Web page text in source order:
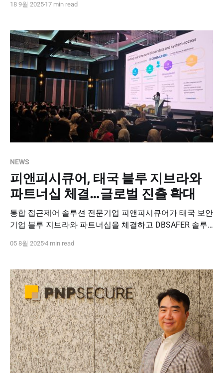
18 9월 2025 17 min read
NEWS
피앤피시큐어, 태국 블루 지브라와
파트너십 체결…글로벌 진출 확대
통합 접근제어 솔루션 전문기업 피앤피시큐어가 태국 보안
기업 블루 지브라와 파트너십을 체결하고 DBSAFER 솔루
통해 기술력과 현지화 전략을 강화하며, 공공 및 민간 부문
05 8월 20254 min read